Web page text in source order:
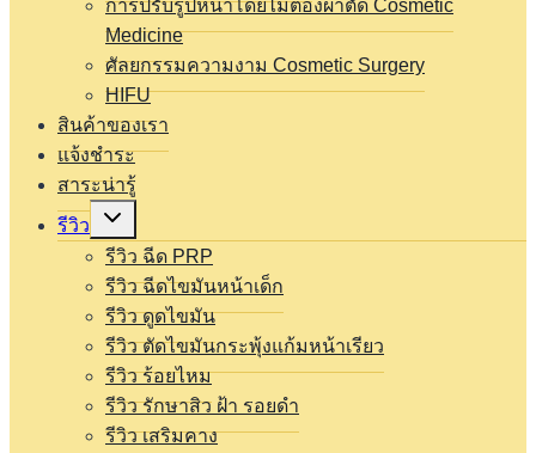
การปรับรูปหน้าโดยไม่ต้องผ่าตัด Cosmetic
Medicine
ศัลยกรรมความงาม Cosmetic Surgery
HIFU
สินค้าของเรา
แจ้งชำระ
สาระน่ารู้
รีวิว
Expand
child
menu
รีวิว ฉีด PRP
รีวิว ฉีดไขมันหน้าเด็ก
รีวิว ดูดไขมัน
รีวิว ตัดไขมันกระพุ้งแก้มหน้าเรียว
รีวิว ร้อยไหม
รีวิว รักษาสิว ฝ้า รอยดำ
รีวิว เสริมคาง